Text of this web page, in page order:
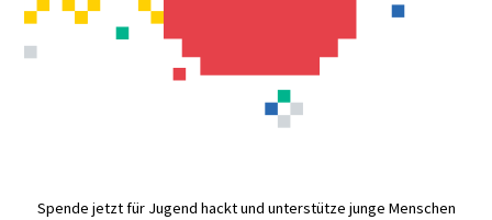
Spende jetzt für Jugend hackt und unterstütze junge Menschen